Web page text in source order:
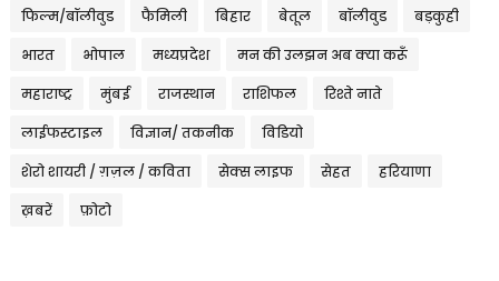
फिल्म/बॉलीवुड फैमिली बिहार बेतूल बॉलीवुड बड़कुही
भारत भोपाल मध्यप्रदेश मन की उलझन अब क्या करूँ
महाराष्ट्र मुंबई राजस्थान राशिफल रिश्ते नाते
लाईफस्टाइल विज्ञान/ तकनीक विडियो
शेरो शायरी / ग़ज़ल / कविता सेक्स लाइफ सेहत हरियाणा
ख़बरें फ़ोटो